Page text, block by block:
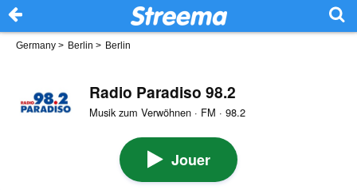
Germany > Berlin > Berlin
Radio Paradiso 98.2
Musik zum Verwöhnen · FM · 98.2
Jouer